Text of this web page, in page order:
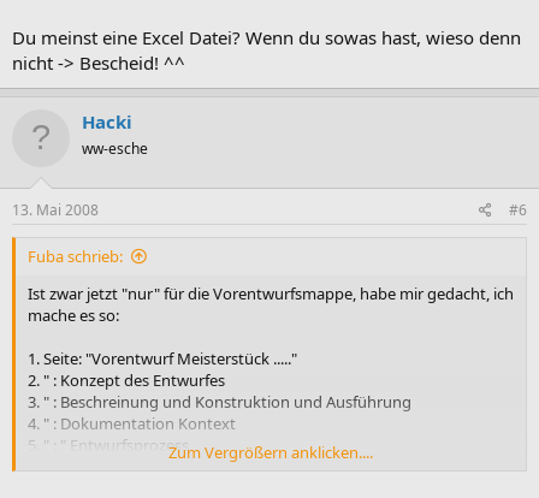
Du meinst eine Excel Datei? Wenn du sowas hast, wieso denn
nicht -> Bescheid! ^^
Hacki
ww-esche
13. Mai 2008 #6
Fuba schrieb:
Ist zwar jetzt "nur" für die Vorentwurfsmappe, habe mir gedacht, ich
mache es so:
1. Seite: "Vorentwurf Meisterstück ....."
2. " : Konzept des Entwurfes
3. " : Beschreinung und Konstruktion und Ausführung
4. " : Dokumentation Kontext
5. " : " EntwurfsprozessZum Vergrößern anklicken....